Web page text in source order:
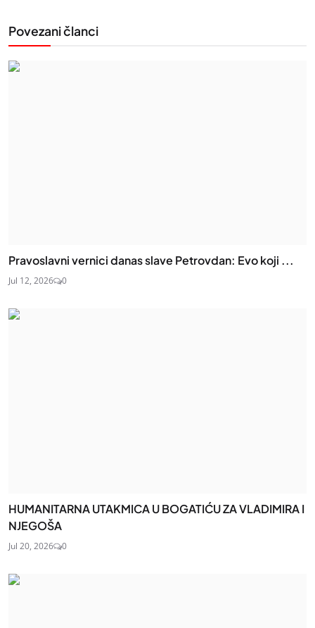
Povezani članci
Pravoslavni vernici danas slave Petrovdan: Evo koji ...
Jul 12, 2026 0
HUMANITARNA UTAKMICA U BOGATIĆU ZA VLADIMIRA I
NJEGOŠA
Jul 20, 2026 0